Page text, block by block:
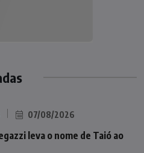
07/08/2026
leva o nome de Taió ao